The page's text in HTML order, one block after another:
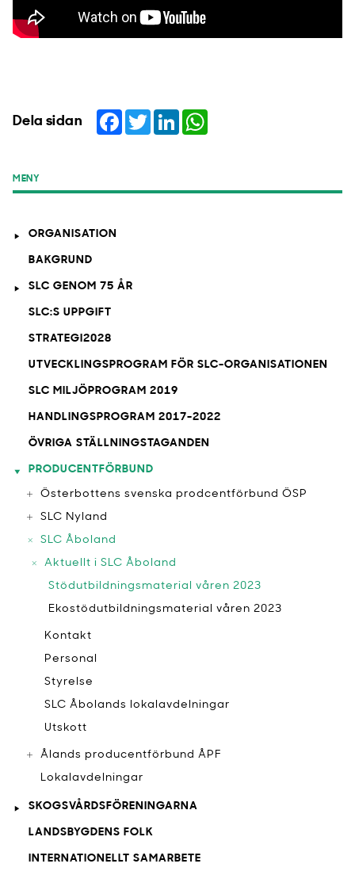
Dela sidan Facebook
TwitterLinkedIn
MENY
ORGANISATION
BAKGRUND
SLC GENOM 75 ÅR
SLC:S UPPGIFT
STRATEGI2028
UTVECKLINGSPROGRAM FÖR SLC-ORGANISATIONEN
SLC MILJÖPROGRAM 2019
HANDLINGSPROGRAM 2017-2022
ÖVRIGA STÄLLNINGSTAGANDEN
PRODUCENTFÖRBUND
Österbottens svenska prodcentförbund ÖSP
SLC Nyland
SLC Åboland
Aktuellt i SLC Åboland
Stödutbildningsmaterial våren 2023
Ekostödutbildningsmaterial våren 2023
Kontakt
Personal
Styrelse
SLC Åbolands lokalavdelningar
Utskott
Ålands producentförbund ÅPF
Lokalavdelningar
SKOGSVÅRDSFÖRENINGARNA
LANDSBYGDENS FOLK
INTERNATIONELLT SAMARBETE